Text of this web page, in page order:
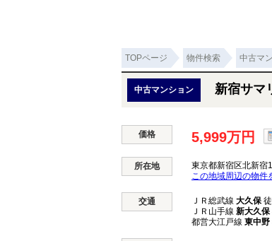
TOPページ 物件検索 中古マ
中古マンション 新宿サマ
価格 5,999万円
所在地 東京都新宿区北新宿
この地域周辺の物件
交通 ＪＲ総武線 大久保
ＪＲ山手線 新大久保
都営大江戸線 東中野